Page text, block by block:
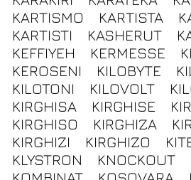
KARTISMO
KARTISTA
KARTISTI
KASHERUT
KEFFIYEH
KERMESSE
KEROSENI
KILOBYTE
KILOTONI
KILOVOLT
KIRGHISA
KIRGHISE
KIRGHISO
KIRGHIZA
KIRGHIZI
KIRGHIZO
KLYSTRON
KNOCKOUT